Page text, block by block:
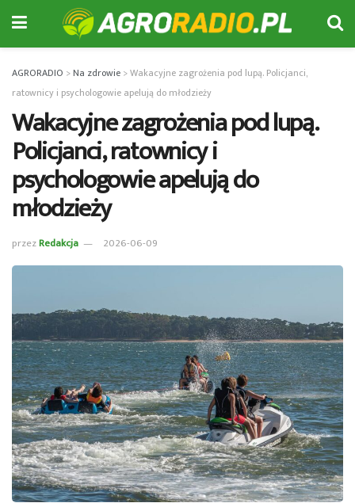
AGRORADIO >Na zdrowie >Wakacyjne zagrożenia pod lupą. Policjanci,
ratownicy i psychologowie apelują do młodzieży
Wakacyjne zagrożenia pod lupą.
Policjanci, ratownicy i
psychologowie apelują do
młodzieży
przezRedakcja 2026-06-09